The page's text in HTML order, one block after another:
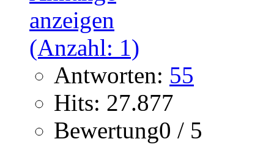
Antworten: 55
Hits: 27.877
Bewertung0 / 5